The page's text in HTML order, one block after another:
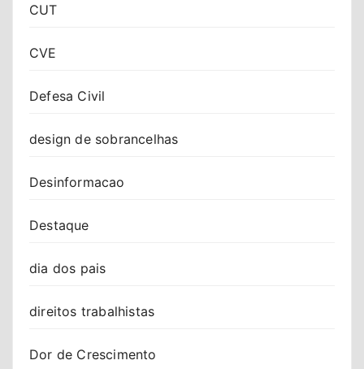
CUT
CVE
Defesa Civil
design de sobrancelhas
Desinformacao
Destaque
dia dos pais
direitos trabalhistas
Dor de Crescimento